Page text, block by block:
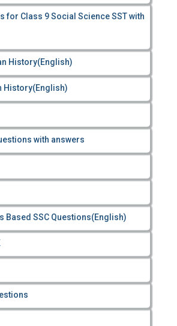
for Class 9 Social Science SST with
History(English)
History(English)
with answers
Based SSC Questions(English)